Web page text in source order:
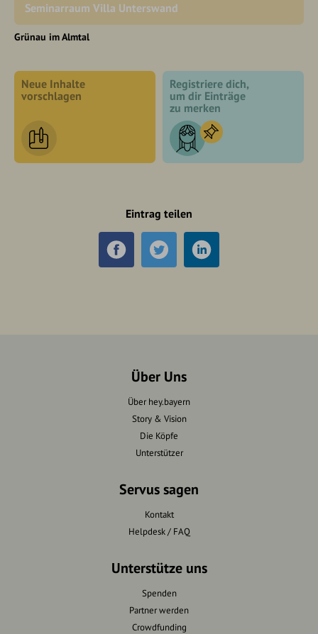
Seminarraum Villa Unterswand
Grünau im Almtal
Neue Inhalte
vorschlagen
Registriere dich,
um dir Einträge
zu merken
Eintrag teilen
Über Uns
Über hey.bayern
Story & Vision
Die Köpfe
Unterstützer
Servus sagen
Kontakt
Helpdesk / FAQ
Unterstütze uns
Spenden
Partner werden
Crowdfunding